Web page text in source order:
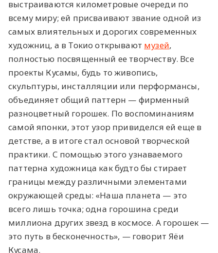
выстраиваются километровые очереди по
всему миру; ей присваивают звание одной из
самых влиятельных и дорогих современных
художниц, а в Токио открывают музей,
полностью посвященный ее творчеству. Все
проекты Кусамы, будь то живопись,
скульптуры, инсталляции или перформансы,
объединяет общий паттерн — фирменный
разноцветный горошек. По воспоминаниям
самой японки, этот узор привиделся ей еще в
детстве, а в итоге стал основой творческой
практики. С помощью этого узнаваемого
паттерна художница как будто бы стирает
границы между различными элементами
окружающей среды: «Наша планета — это
всего лишь точка; одна горошина среди
миллиона других звезд в космосе. А горошек —
это путь в бесконечность», — говорит Яёи
Кусама.